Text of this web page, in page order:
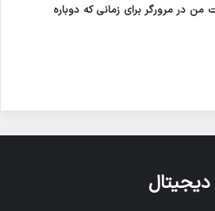
من در مرورگر برای زمانی که دوباره